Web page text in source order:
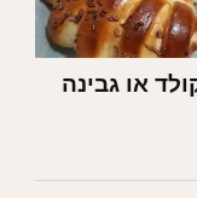
או גבינה